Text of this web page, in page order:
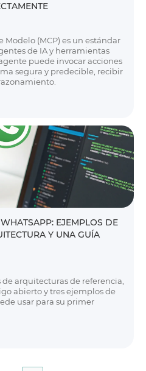
Modelo (MCP) es un estándar
de IA y herramientas
puede invocar acciones
segura y predecible, recibir
EJEMPLOS DE
Y UNA GUÍA
arquitecturas de referencia,
abierto y tres ejemplos de
usar para su primer